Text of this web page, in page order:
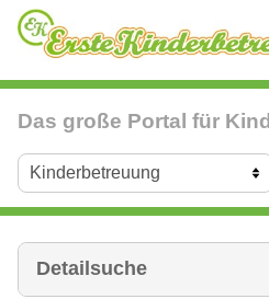
Das große Portal für
Detailsuche